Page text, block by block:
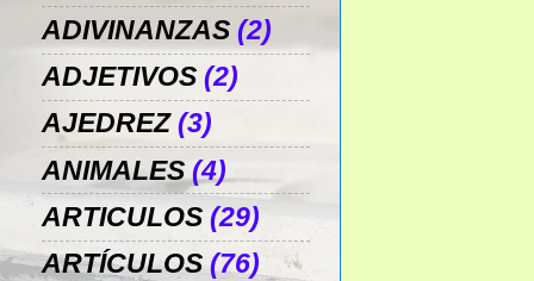
ADIVINANZAS (2)
ADJETIVOS (2)
AJEDREZ (3)
ANIMALES (4)
ARTICULOS (29)
ARTÍCULOS (76)